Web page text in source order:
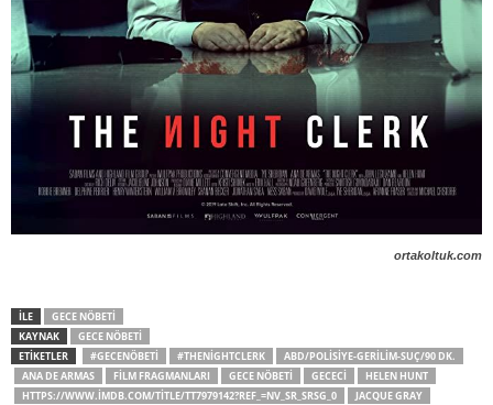
ortakoltuk.com
İLE
GECE NÖBETI
KAYNAK
GECE NÖBETI
ETİKETLER
#GECENÖBETI #THENIGHTCLERK
ABD/POLISIYE-GERILIM-SUÇ/90 DK.
ANA DE ARMAS
FILM FRAGMANLARI GECE NÖBETI GECECI
HELEN HUNT
HTTPS://WWW.IMDB.COM/TITLE/TT7979142?REF_=NV_SR_SRSG_0
JACQUE GRAY